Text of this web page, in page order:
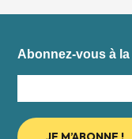
Abonnez-vous à